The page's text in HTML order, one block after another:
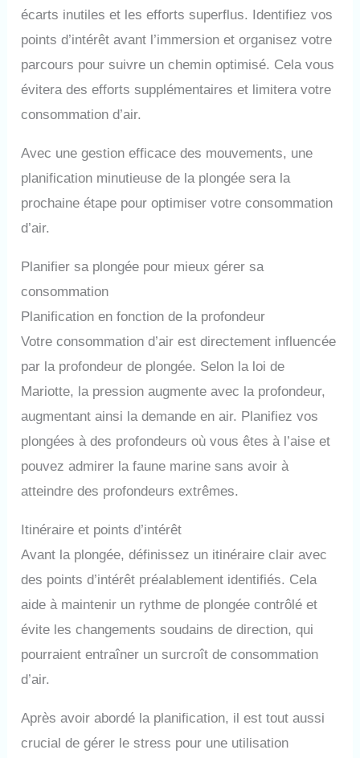
écarts inutiles et les efforts superflus. Identifiez vos
points d’intérêt avant l’immersion et organisez votre
parcours pour suivre un chemin optimisé. Cela vous
évitera des efforts supplémentaires et limitera votre
consommation d’air.
Avec une gestion efficace des mouvements, une
planification minutieuse de la plongée sera la
prochaine étape pour optimiser votre consommation
d’air.
Planifier sa plongée pour mieux gérer sa
consommation
Planification en fonction de la profondeur
Votre consommation d’air est directement influencée
par la profondeur de plongée. Selon la loi de
Mariotte, la pression augmente avec la profondeur,
augmentant ainsi la demande en air. Planifiez vos
plongées à des profondeurs où vous êtes à l’aise et
pouvez admirer la faune marine sans avoir à
atteindre des profondeurs extrêmes.
Itinéraire et points d’intérêt
Avant la plongée, définissez un itinéraire clair avec
des points d’intérêt préalablement identifiés. Cela
aide à maintenir un rythme de plongée contrôlé et
évite les changements soudains de direction, qui
pourraient entraîner un surcroît de consommation
d’air.
Après avoir abordé la planification, il est tout aussi
crucial de gérer le stress pour une utilisation